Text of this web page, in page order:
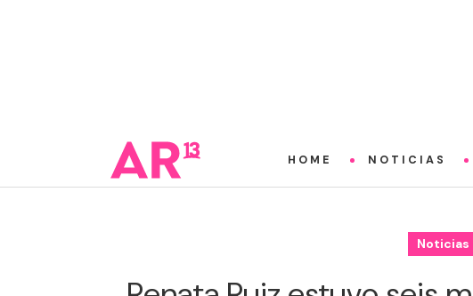
HOME NOTICIAS
Noticias